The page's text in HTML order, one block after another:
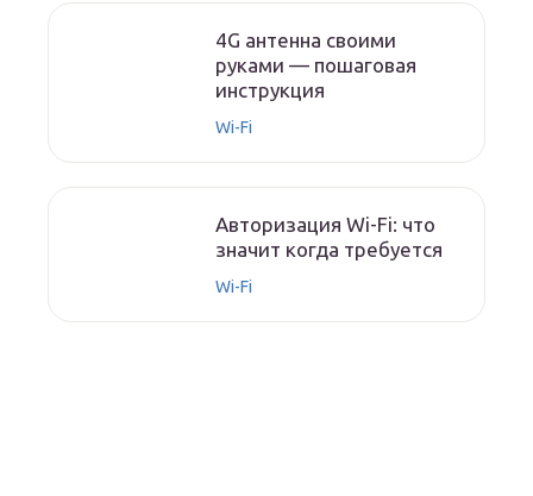
4G антенна своими
руками — пошаговая
инструкция
Wi-Fi
Авторизация Wi-Fi: что
значит когда требуется
Wi-Fi